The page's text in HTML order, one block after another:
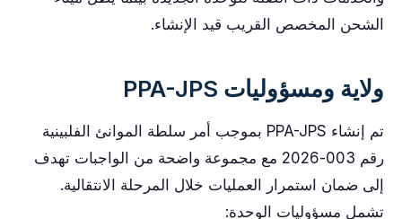
الشحن المخصص القريب قيد الإنشاء.
ولاية ومسؤوليات PPA-JPS
تم إنشاء PPA-JPS بموجب أمر سلطة الموانئ الفلبينية
رقم 003-2026 مع مجموعة واضحة من الواجبات تهدف
إلى ضمان استمرار العمليات خلال المرحلة الانتقالية.
تشمل مسؤوليات الوحدة: